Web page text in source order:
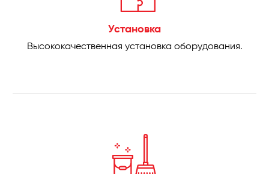
Установка
Высококачественная установка оборудования.